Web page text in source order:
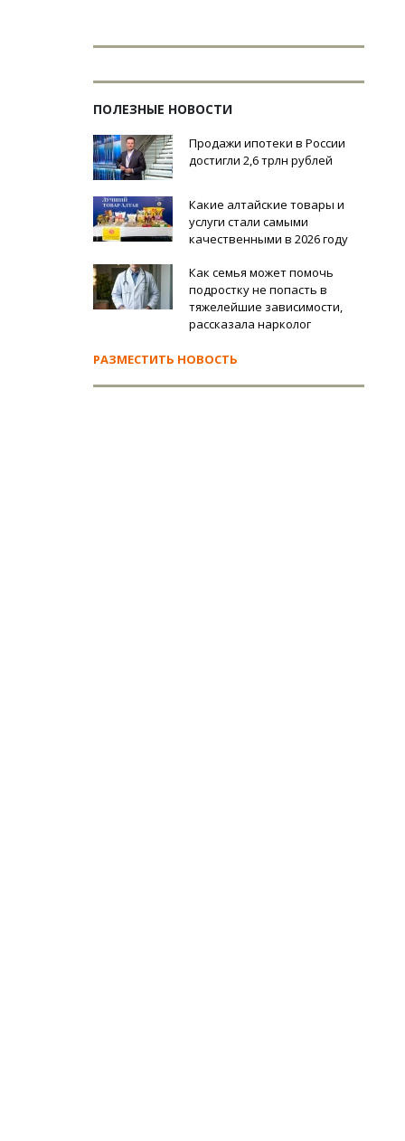
ПОЛЕЗНЫЕ НОВОСТИ
Продажи ипотеки в России
достигли 2,6 трлн рублей
Какие алтайские товары и
услуги стали самыми
качественными в 2026 году
Как семья может помочь
подростку не попасть в
тяжелейшие зависимости,
рассказала нарколог
РАЗМЕСТИТЬ НОВОСТЬ